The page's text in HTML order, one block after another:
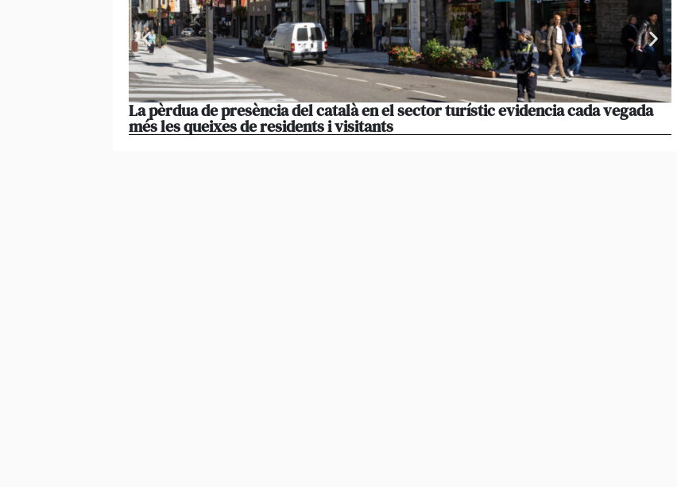
La pèrdua de presència del català en el sector turístic evidencia cada vegada
més les queixes de residents i visitants